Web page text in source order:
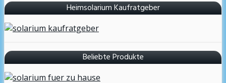
Heimsolarium Kaufratgeber
Beliebte Produkte